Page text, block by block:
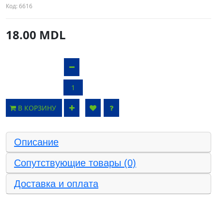
Код:6616
18.00 MDL
В КОРЗИНУ
Описание
Сопутствующие товары (0)
Доставка и оплата